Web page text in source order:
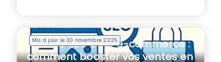
Mis à jour le 30 novembre 2025
Agence SEO pour e-commerce :
comment booster vos ventes en